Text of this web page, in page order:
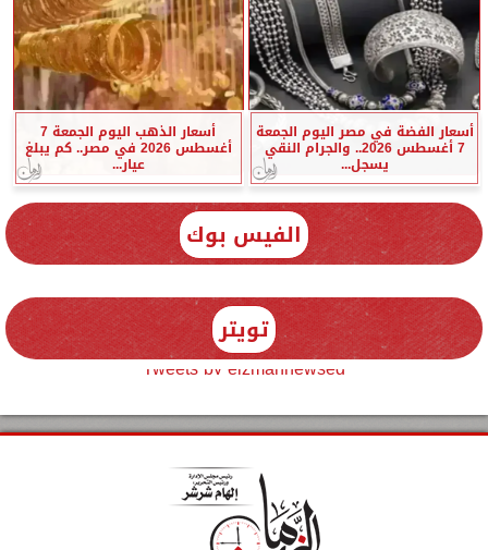
أسعار الفضة في مصر اليوم الجمعة
7 أغسطس 2026.. والجرام النقي
يسجل...
أسعار الذهب اليوم الجمعة 7
أغسطس 2026 في مصر.. كم يبلغ
عيار...
الفيس بوك
تويتر
Tweets by elzmannewseg